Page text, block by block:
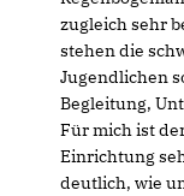
zugleich sehr
stehen die
Jugendlichen
Begleitung,
Für mich ist
Einrichtung
deutlich, wie